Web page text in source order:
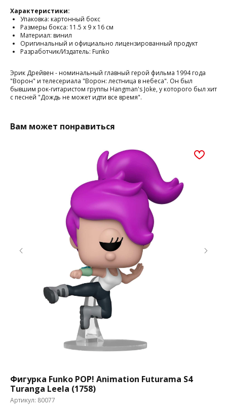
Характеристики:
Упаковка: картонный бокс
Размеры бокса: 11.5 х 9 х 16 см
Материал: винил
Оригинальный и официально лицензированный продукт
Разработчик/Издатель: Funko
Эрик Дрейвен - номинальный главный герой фильма 1994 года
"Ворон" и телесериала "Ворон: лестница в небеса". Он был
бывшим рок-гитаристом группы Hangman's Joke, у которого был хит
с песней "Дождь не может идти все время".
Вам может понравиться
Фигурка Funko POP! Animation Futurama S4
Turanga Leela (1758)
Артикул: 80077